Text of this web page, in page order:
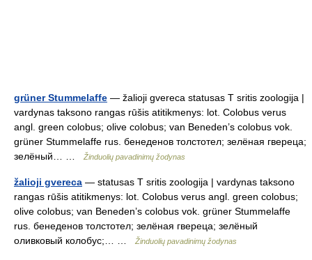
grüner Stummelaffe — žalioji gvereca statusas T sritis zoologija |
vardynas taksono rangas rūšis atitikmenys: lot. Colobus verus
angl. green colobus; olive colobus; van Beneden’s colobus vok.
grüner Stummelaffe rus. бенеденов толстотел; зелёная гвереца;
зелёный… …
Žinduolių pavadinimų žodynas
žalioji gvereca — statusas T sritis zoologija | vardynas taksono
rangas rūšis atitikmenys: lot. Colobus verus angl. green colobus;
olive colobus; van Beneden’s colobus vok. grüner Stummelaffe
rus. бенеденов толстотел; зелёная гвереца; зелёный
оливковый колобус;… …
Žinduolių pavadinimų žodynas